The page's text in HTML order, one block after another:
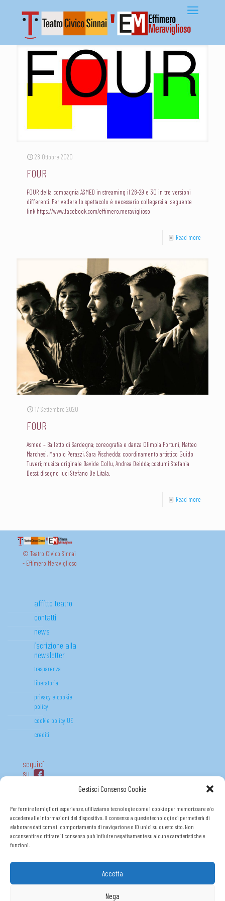
Gestisci Consenso Cookie
Per fornire le migliori esperienze, utilizziamo tecnologie come i cookie per memorizzare e/o
accedere alle informazioni del dispositivo. Il consenso a queste tecnologie ci permetterà di
elaborare dati come il comportamento di navigazione o ID unici su questo sito. Non
acconsentire o ritirare il consenso può influire negativamente su alcune caratteristiche e
funzioni.
Accetta
Nega
28 Ottobre 2020
FOUR
FOUR della compagnia ASMED in streaming il 28-29 e 30 in tre versioni
differenti. Per vedere lo spettacolo è necessario collegarsi al seguente
link https://www.facebook.com/effimero.meraviglioso
Read more
17 Settembre 2020
FOUR
Asmed – Balletto di Sardegna; coreografia e danza Olimpia Fortuni, Matteo
Marchesi, Manolo Perazzi, Sara Pischedda; coordinamento artistico Guido
Tuveri; musica originale Davide Collu, Andrea Deidda; costumi Stefania
Dessì; disegno luci Stefano De Litala.
Read more
© Teatro Civico Sinnai
- Effimero Meraviglioso
affitto teatro
contatti
news
iscrizione alla
newsletter
trasparenza
liberatoria
privacy e cookie
policy
cookie policy UE
crediti
seguici
su
FONDO (R)ESISTO P.O.R. FSE 2014-2020